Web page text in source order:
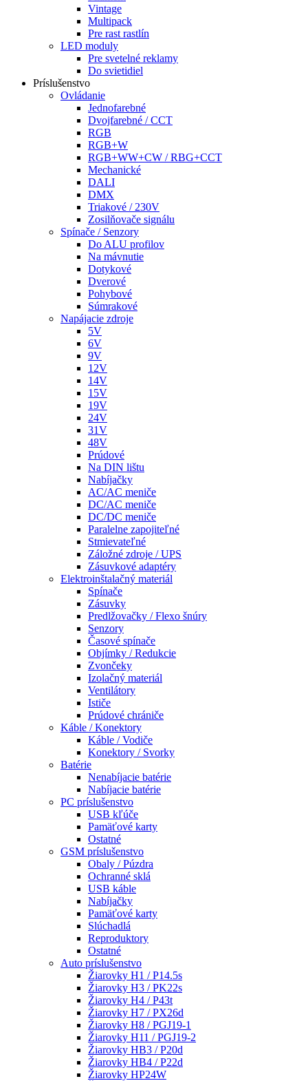
Vintage
Multipack
Pre rast rastlín
LED moduly
Pre svetelné reklamy
Do svietidiel
Príslušenstvo
Ovládanie
Jednofarebné
Dvojfarebné / CCT
RGB
RGB+W
RGB+WW+CW / RBG+CCT
Mechanické
DALI
DMX
Triakové / 230V
Zosilňovače signálu
Spínače / Senzory
Do ALU profilov
Na mávnutie
Dotykové
Dverové
Pohybové
Súmrakové
Napájacie zdroje
5V
6V
9V
12V
14V
15V
19V
24V
31V
48V
Prúdové
Na DIN lištu
Nabíjačky
AC/AC meniče
DC/AC meniče
DC/DC meniče
Paralelne zapojiteľné
Stmievateľné
Záložné zdroje / UPS
Zásuvkové adaptéry
Elektroinštalačný materiál
Spínače
Zásuvky
Predlžovačky / Flexo šnúry
Senzory
Časové spínače
Objímky / Redukcie
Zvončeky
Izolačný materiál
Ventilátory
Ističe
Prúdové chrániče
Káble / Konektory
Káble / Vodiče
Konektory / Svorky
Batérie
Nenabíjacie batérie
Nabíjacie batérie
PC príslušenstvo
USB kľúče
Pamäťové karty
Ostatné
GSM príslušenstvo
Obaly / Púzdra
Ochranné sklá
USB káble
Nabíjačky
Pamäťové karty
Slúchadlá
Reproduktory
Ostatné
Auto príslušenstvo
Žiarovky H1 / P14.5s
Žiarovky H3 / PK22s
Žiarovky H4 / P43t
Žiarovky H7 / PX26d
Žiarovky H8 / PGJ19-1
Žiarovky H11 / PGJ19-2
Žiarovky HB3 / P20d
Žiarovky HB4 / P22d
Žiarovky HP24W